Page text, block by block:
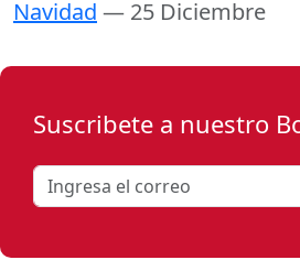
Navidad — 25 Diciembre
Suscribete a nuestro